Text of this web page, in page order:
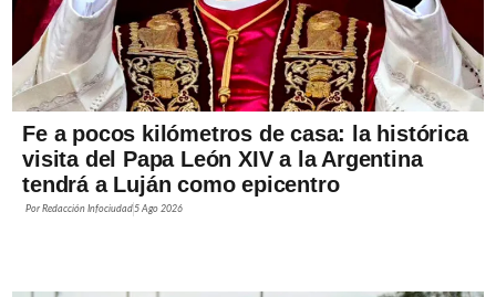
Fe a pocos kilómetros de casa: la histórica
visita del Papa León XIV a la Argentina
tendrá a Luján como epicentro
PorRedacción Infociudad 5 Ago 2026